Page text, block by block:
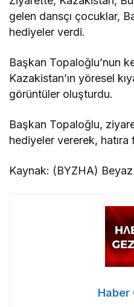
gelen dansçı çocuklar,
hediyeler verdi.
Başkan Topaloğlu’nun
Kazakistan’ın yöresel
görüntüler oluşturdu.
Başkan Topaloğlu,
hediyeler vererek,
Kaynak: (BYZHA) Beyaz
Haber